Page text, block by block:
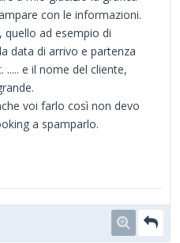
con le informazioni.
quello ad esempio di
data di arrivo e partenza
e il nome del cliente,
voi farlo così non devo
a spamparlo.